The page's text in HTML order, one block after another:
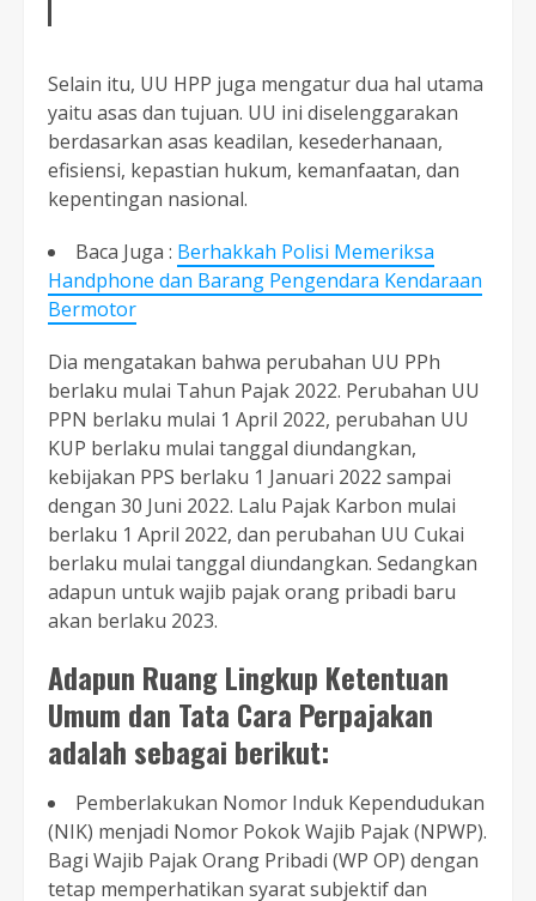
Selain itu, UU HPP juga mengatur dua hal utama
yaitu asas dan tujuan. UU ini diselenggarakan
berdasarkan asas keadilan, kesederhanaan,
efisiensi, kepastian hukum, kemanfaatan, dan
kepentingan nasional.
Baca Juga : Berhakkah Polisi Memeriksa
Handphone dan Barang Pengendara Kendaraan
Bermotor
Dia mengatakan bahwa perubahan UU PPh
berlaku mulai Tahun Pajak 2022. Perubahan UU
PPN berlaku mulai 1 April 2022, perubahan UU
KUP berlaku mulai tanggal diundangkan,
kebijakan PPS berlaku 1 Januari 2022 sampai
dengan 30 Juni 2022. Lalu Pajak Karbon mulai
berlaku 1 April 2022, dan perubahan UU Cukai
berlaku mulai tanggal diundangkan. Sedangkan
adapun untuk wajib pajak orang pribadi baru
akan berlaku 2023.
Adapun Ruang Lingkup Ketentuan
Umum dan Tata Cara Perpajakan
adalah sebagai berikut:
Pemberlakukan Nomor Induk Kependudukan
(NIK) menjadi Nomor Pokok Wajib Pajak (NPWP).
Bagi Wajib Pajak Orang Pribadi (WP OP) dengan
tetap memperhatikan syarat subjektif dan